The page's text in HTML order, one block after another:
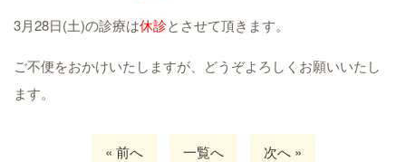
3月28日(土)の診療は休診とさせて頂きます。
ご不便をおかけいたしますが、どうぞよろしくお願いいたし
ます。
« 前へ 一覧へ 次へ »